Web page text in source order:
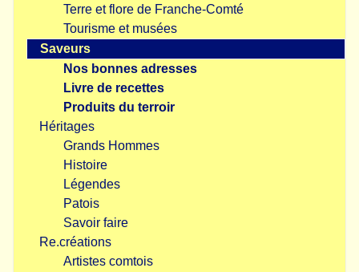
Terre et flore de Franche-Comté
Tourisme et musées
Saveurs
Nos bonnes adresses
Livre de recettes
Produits du terroir
Héritages
Grands Hommes
Histoire
Légendes
Patois
Savoir faire
Re.créations
Artistes comtois